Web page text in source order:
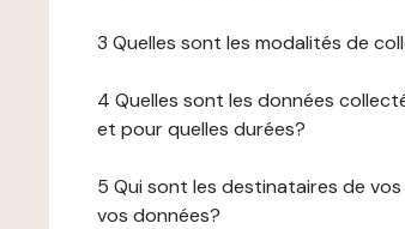
3 Quelles sont les modalités de
4 Quelles sont les données
et pour quelles durées?
5 Qui sont les destinataires de
vos données?